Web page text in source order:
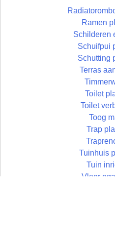
Ramen
Schilderen
Schuifpui
Schutting
Terras
Toilet
Toilet
Toog
Trap
Tuinhuis
Tuin
Vloer